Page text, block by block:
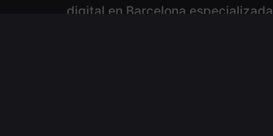
digital en Barcelona especializada